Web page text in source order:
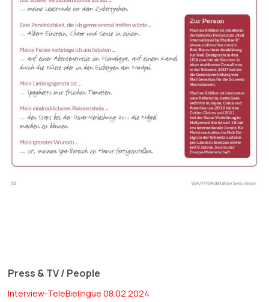
Press & TV / People
Interview-TeleBielingue 08.02.2024